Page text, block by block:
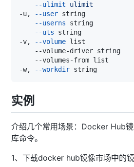
--ulimit
ulimit
-u,
--user
--userns
--uts
-v,
--volume
--volume-driver
--volumes-from
-w,
--workdir
实例
介绍几个常用场景：Docker Hub
库命令。
1、下载docker hub镜像市场中的镜